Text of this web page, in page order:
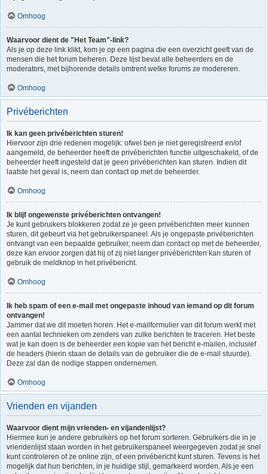
Omhoog
Waarvoor dient de "Het Team"-link?
Als je op deze link klikt, kom je op een pagina die een overzicht geeft van de
mensen die het forum beheren. Deze lijst bevat alle beheerders en de
moderators, met bijhorende details omtrent welke forums ze modereren.
Omhoog
Privéberichten
Ik kan geen privéberichten sturen!
Hiervoor zijn drie redenen mogelijk: ofwel ben je niet geregistreerd en/of
aangemeld, de beheerder heeft de privéberichten functie uitgeschakeld, of de
beheerder heeft ingesteld dat je geen privéberichten kan sturen. Indien dit
laatste het geval is, neem dan contact op met de beheerder.
Omhoog
Ik blijf ongewenste privéberichten ontvangen!
Je kunt gebruikers blokkeren zodat ze je geen privéberichten meer kunnen
sturen, dit gebeurt via het gebruikerspaneel. Als je ongepaste privéberichten
ontvangt van een bepaalde gebruiker, neem dan contact op met de beheerder,
deze kan ervoor zorgen dat hij of zij niet langer privéberichten kan sturen of
gebruik de meldknop in het privébericht.
Omhoog
Ik heb spam of een e-mail met ongepaste inhoud van iemand op dit forum
ontvangen!
Jammer dat we dit moeten horen. Het e-mailformulier van dit forum werkt met
een aantal technieken om zenders van zulke berichten te traceren. Het beste
wat je kan doen is de beheerder een kopie van het bericht e-mailen, inclusief
de headers (hierin staan de details van de gebruiker die de e-mail stuurde).
Deze zal dan de nodige stappen ondernemen.
Omhoog
Vrienden en vijanden
Waarvoor dient mijn vrienden- en vijandenlijst?
Hiermee kun je andere gebruikers op het forum sorteren. Gebruikers die in je
vriendenlijst staan worden in het gebruikerspaneel weergegeven zodat je snel
kunt controleren of ze online zijn, of een privébericht kunt sturen. Tevens is het
mogelijk dat hun berichten, in je huidige stijl, gemarkeerd worden. Als je een